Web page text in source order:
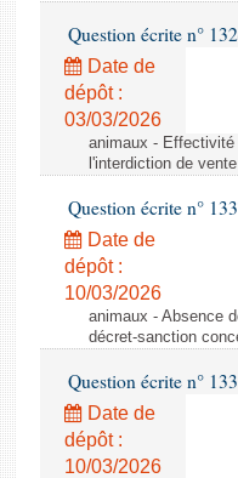
Question écrite n°
Date de
dépôt :
03/03/2026
animaux -
l'interdiction de
Question écrite n°
Date de
dépôt :
10/03/2026
animaux - Absence
décret-sanction
Question écrite n°
Date de
dépôt :
10/03/2026